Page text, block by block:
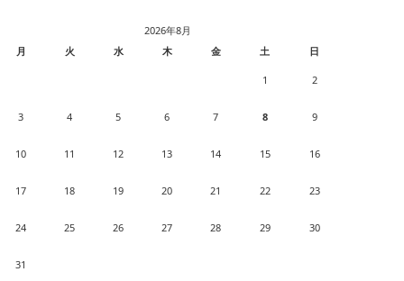
2026年8月
月
火 水 木 金 土 日
1 2
3 4 5 6 7 8 9
10 11 12 13 14 15 16
17 18 19 20 21 22 23
24 25 26 27 28 29 30
31